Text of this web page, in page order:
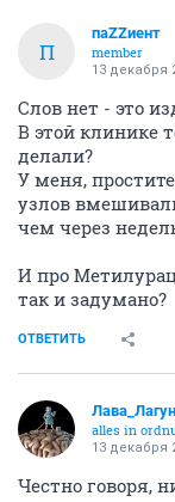
П
паZZиент
member
13 декабря
Слов нет - это
В этой клинике
делали?
У меня,
узлов
чем через
И про
так и задумано?
ОТВЕТИТЬ
alles in
13 декабря
Честно говоря,